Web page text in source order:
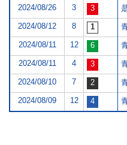
2024/08/26 3
2024/08/12 8
2024/08/11 12
2024/08/11 4
2024/08/10 7
2024/08/09 12